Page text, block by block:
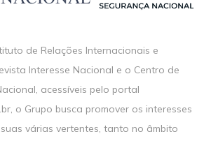
de Relações Internacionais e
Interesse Nacional e o Centro de
acessíveis pelo portal
o Grupo busca promover os interesses
várias vertentes, tanto no âmbito